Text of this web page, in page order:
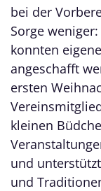
bei der
Sorge
konnten
angeschafft
ersten
kleinen
und
und